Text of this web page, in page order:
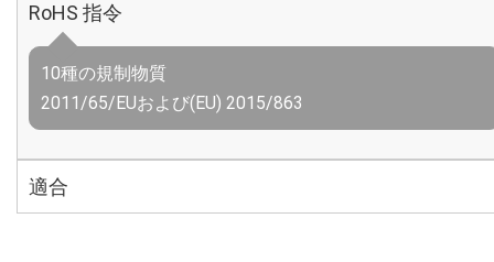
RoHS 指令
10種の規制物質
2011/65/EUおよび(EU) 2015/863
適合